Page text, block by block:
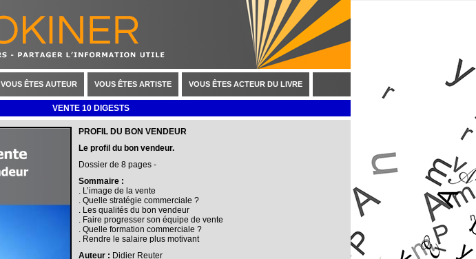
VOUS ÊTES AUTEUR VOUS ÊTES ARTISTE VOUS ÊTES ACTEUR DU LIVRE
VENTE 10 DIGESTS
PROFIL DU BON VENDEUR
Le profil du bon vendeur.
Dossier de 8 pages -
Sommaire :
. L’image de la vente
. Quelle stratégie commerciale ?
. Les qualités du bon vendeur
. Faire progresser son équipe de vente
. Quelle formation commerciale ?
. Rendre le salaire plus motivant
Auteur : Didier Reuter